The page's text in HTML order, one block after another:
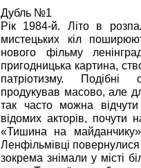
Дубль №1
Рік 1984-й. Літо в
мистецьких кіл
нового фільму
пригодницька картина,
патріотизму. Подібні
продукував масово, але
так часто можна
відомих акторів, почути
«Тишина на
Ленфільмівці повернулися
зокрема знімали у місті